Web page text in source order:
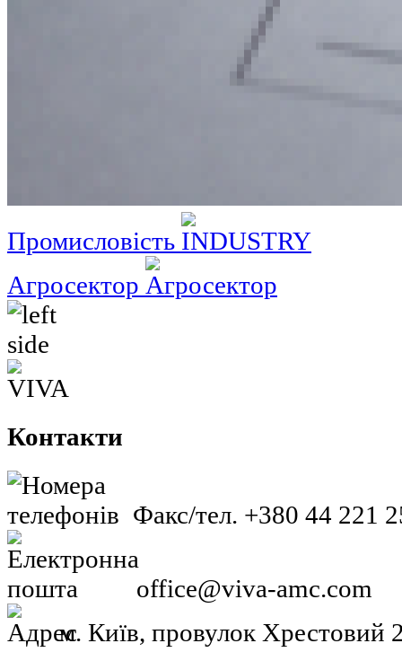
Промисловість
Агросектор
Контакти
Факс/тел. +380 44 221
office@viva-amc.com
м. Київ, провулок Хрестовий